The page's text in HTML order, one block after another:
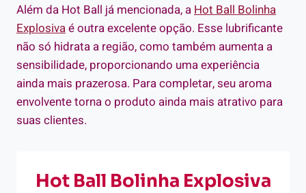
Além da Hot Ball já mencionada, a Hot Ball Bolinha
Explosivaé outra excelente opção. Esse lubrificante
não só hidrata a região, como também aumenta a
sensibilidade, proporcionando uma experiência
ainda mais prazerosa. Para completar, seu aroma
envolvente torna o produto ainda mais atrativo para
suas clientes.
Hot Ball Bolinha Explosiva